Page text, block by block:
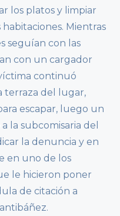
los platos y limpiar
Mientras
seguían con las
con un cargador
continuó
terraza del lugar,
escapar, luego un
la subcomisaria del
la denuncia y en
en uno de los
le hicieron poner
de citación a